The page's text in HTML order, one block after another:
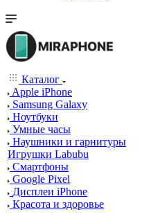
Каталог
Apple iPhone
Samsung Galaxy
Ноутбуки
Умные часы
Наушники и гарнитуры
Игрушки Labubu
Смартфоны
Google Pixel
Дисплеи iPhone
Красота и здоровье